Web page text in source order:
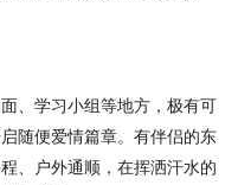
、学习小组等地方，极有可
随便爱情篇章。有伴侣的东
、户外通顺，在挥洒汗水的